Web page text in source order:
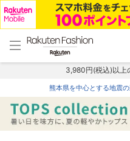
menu home
トップ
3,980円(税込)以上
熊本県を中心とする地震